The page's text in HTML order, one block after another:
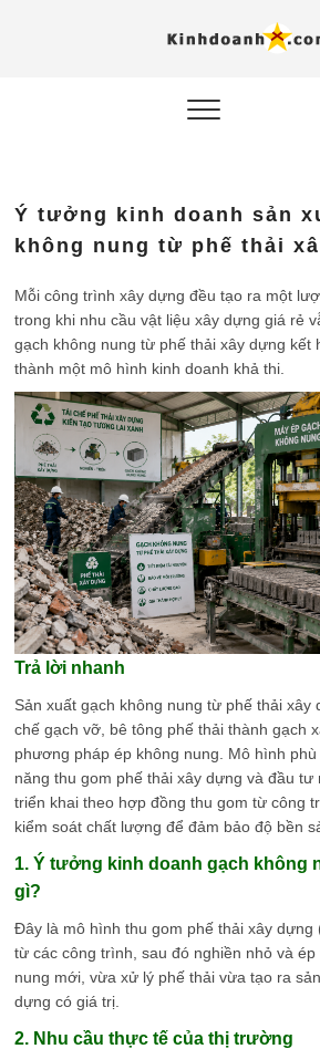
Ý tưởng kinh doanh sản
không nung từ phế thải
Mỗi công trình xây dựng đều tạo ra một
trong khi nhu cầu vật liệu xây dựng giá rẻ
gạch không nung từ phế thải xây dựng kết
thành một mô hình kinh doanh khả thi.
Trả lời nhanh
Sản xuất gạch không nung từ phế thải xây
chế gạch vỡ, bê tông phế thải thành gạch
phương pháp ép không nung. Mô hình
năng thu gom phế thải xây dựng và đầu tư
triển khai theo hợp đồng thu gom từ công
kiểm soát chất lượng để đảm bảo độ bền
1. Ý tưởng kinh doanh gạch không
gì?
Đây là mô hình thu gom phế thải xây dựng
từ các công trình, sau đó nghiền nhỏ và
nung mới, vừa xử lý phế thải vừa tạo ra
dựng có giá trị.
2. Nhu cầu thực tế của thị trường